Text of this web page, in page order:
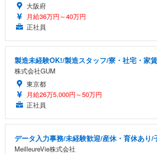
大阪府
月給36万円～40万円
正社員
製造未経験OK!/製造スタッフ/寮・社宅・家
株式会社GUM
東京都
月給26万5,000円～50万円
正社員
データ入力事務/未経験歓迎/産休・育休あり
MeilleureVie株式会社